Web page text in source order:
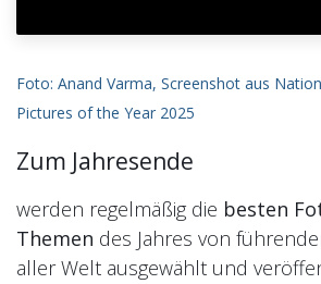
Foto: Anand Varma, Screenshot aus
Pictures of the Year 2025
Zum Jahresende
werden regelmäßig die besten
Themen des Jahres von
aller Welt ausgewählt und